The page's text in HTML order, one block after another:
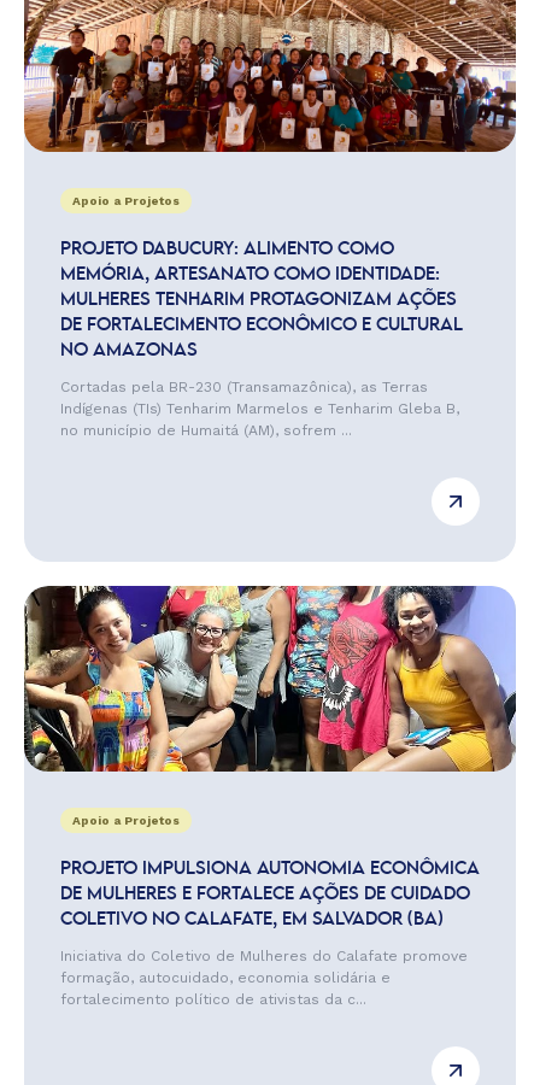
Apoio a Projetos
PROJETO DABUCURY: ALIMENTO COMO
MEMÓRIA, ARTESANATO COMO IDENTIDADE:
MULHERES TENHARIM PROTAGONIZAM AÇÕES
DE FORTALECIMENTO ECONÔMICO E CULTURAL
NO AMAZONAS
Cortadas pela BR-230 (Transamazônica), as Terras
Indígenas (TIs) Tenharim Marmelos e Tenharim Gleba B,
no município de Humaitá (AM), sofrem ...
Apoio a Projetos
PROJETO IMPULSIONA AUTONOMIA ECONÔMICA
DE MULHERES E FORTALECE AÇÕES DE CUIDADO
COLETIVO NO CALAFATE, EM SALVADOR (BA)
Iniciativa do Coletivo de Mulheres do Calafate promove
formação, autocuidado, economia solidária e
fortalecimento político de ativistas da c...